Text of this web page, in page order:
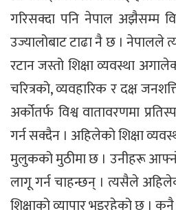
गरिसक्दा पनि नेपाल अझैसम्म
उज्यालोबाट टाढा नै छ । नेपालले
रटान जस्तो शिक्षा व्यवस्था
चरित्रको, व्यवहारिक र दक्ष
अर्कोतर्फ विश्व वातावरणमा
गर्न सक्दैन । अहिलेको शिक्षा
मुलुकको मुठीमा छ । उनीहरू
लागू गर्न चाहन्छन् । त्यसैले